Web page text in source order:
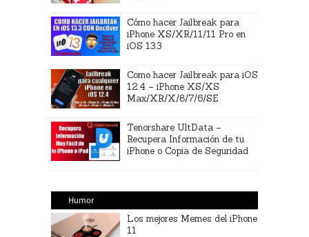
Cómo hacer Jailbreak para
iPhone XS/XR/11/11 Pro en
iOS 13.3
Como hacer Jailbreak para iOS
12.4 – iPhone XS/XS
Max/XR/X/8/7/6/SE
Tenorshare UltData –
Recupera Información de tu
iPhone o Copia de Seguridad
Humor
Los mejores Memes del iPhone
11